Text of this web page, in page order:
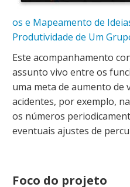
os e Mapeamento de
Produtividade de Um
Este acompanhamento
assunto vivo entre os
uma meta de aumento de
acidentes, por exemplo,
os números
eventuais ajustes de
Foco do projeto